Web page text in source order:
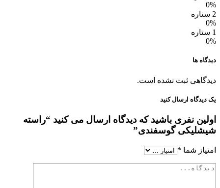
0%
0%
0%
دیدگاه ها
دیدگاهی ثبت نشده است.
یک دیدگاه ارسال کنید
اولین نفری باشید که دیدگاه ارسال می کنید “راسته
شیشلیکی گوسفندی”
امتیاز شما*